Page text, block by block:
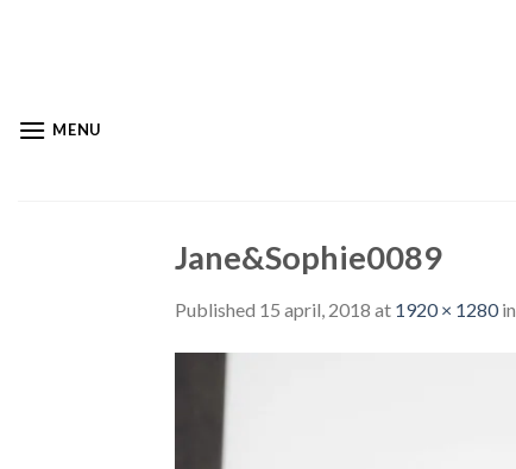
MENU
Jane&Sophie0089
Published 15 april, 2018 at 1920 × 1280in